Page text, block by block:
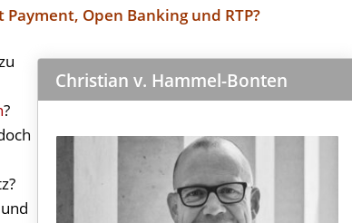
Open Banking und RTP?
Christian v. Hammel-Bonten
?